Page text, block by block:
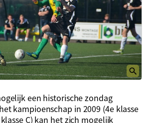
een historische zondag
kampioenschap in 2009 (4e klasse
C) kan het zich mogelijk